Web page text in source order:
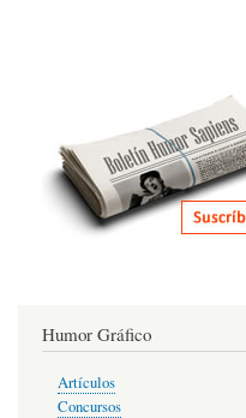
Humor Gráfico
Artículos
Concursos